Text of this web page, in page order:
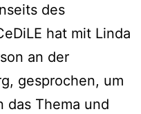
des
hat mit Linda
an der
gesprochen, um
das Thema und